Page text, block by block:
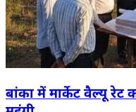
बांका में मार्केट वैल्यू रेट